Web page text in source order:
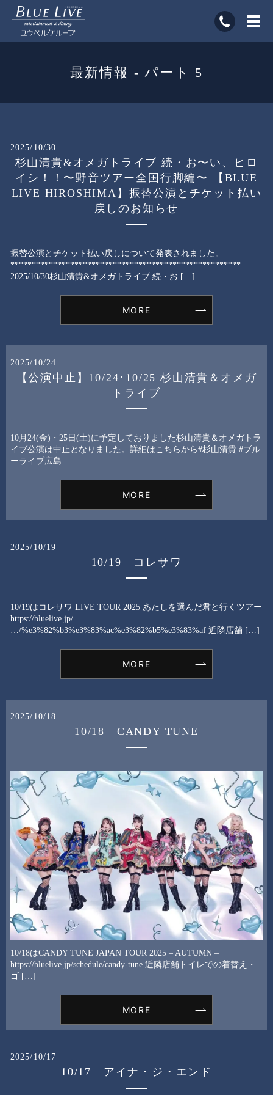
最新情報 - パート 5
2025/10/30
杉山清貴&オメガトライブ 続・お〜い、ヒロ
イシ！！〜野音ツアー全国行脚編〜 【BLUE
LIVE HIROSHIMA】振替公演とチケット払い
戻しのお知らせ
振替公演とチケット払い戻しについて発表されました。
******************************************************
2025/10/30杉山清貴&オメガトライブ 続・お […]
MORE
2025/10/24
【公演中止】10/24･10/25 杉山清貴＆オメガ
トライブ
10月24(金)・25日(土)に予定しておりました杉山清貴＆オメガトラ
イブ公演は中止となりました。詳細はこちらから#杉山清貴 #ブル
ーライブ広島
MORE
2025/10/19
10/19 コレサワ
10/19はコレサワ LIVE TOUR 2025 あたしを選んだ君と行くツアー
https://bluelive.jp/
…/%e3%82%b3%e3%83%ac%e3%82%b5%e3%83%af 近隣店舗 […]
MORE
2025/10/18
10/18 CANDY TUNE
10/18はCANDY TUNE JAPAN TOUR 2025 – AUTUMN –
https://bluelive.jp/schedule/candy-tune 近隣店舗トイレでの着替え・
ゴ […]
MORE
2025/10/17
10/17 アイナ・ジ・エンド